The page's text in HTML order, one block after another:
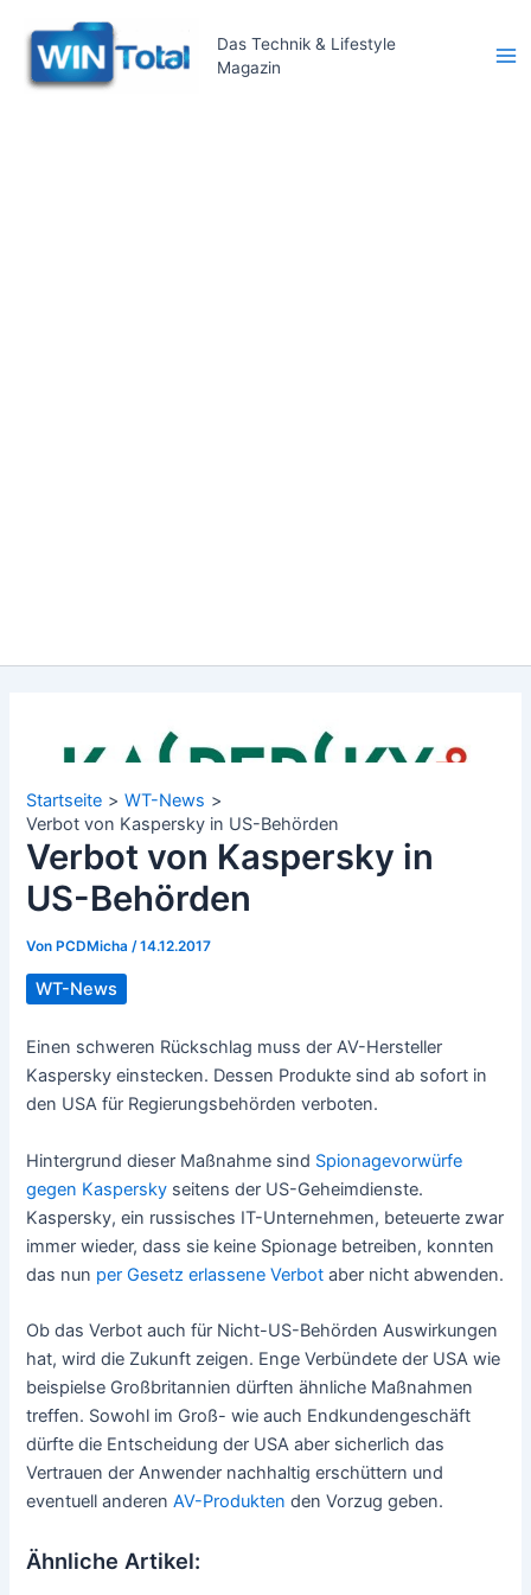
Inhalt
springen
Das Technik & Lifestyle
Magazin
Startseite
WT-News
Verbot von Kaspersky in US-Behörden
Verbot von Kaspersky in
US-Behörden
VonPCDMicha/14.12.2017
WT-News
Einen schweren Rückschlag muss der AV-Hersteller
Kaspersky einstecken. Dessen Produkte sind ab sofort in
den USA für Regierungsbehörden verboten.
Hintergrund dieser Maßnahme sind Spionagevorwürfe
gegen Kaspersky seitens der US-Geheimdienste.
Kaspersky, ein russisches IT-Unternehmen, beteuerte zwar
immer wieder, dass sie keine Spionage betreiben, konnten
das nun per Gesetz erlassene Verbot aber nicht abwenden.
Ob das Verbot auch für Nicht-US-Behörden Auswirkungen
hat, wird die Zukunft zeigen. Enge Verbündete der USA wie
beispielse Großbritannien dürften ähnliche Maßnahmen
treffen. Sowohl im Groß- wie auch Endkundengeschäft
dürfte die Entscheidung der USA aber sicherlich das
Vertrauen der Anwender nachhaltig erschüttern und
eventuell anderenAV-Produkten den Vorzug geben.
Ähnliche Artikel: